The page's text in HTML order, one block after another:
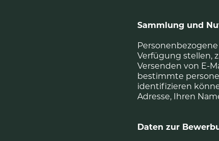
Sammlung und
Verfügung stellen,
Versenden von E-
bestimmte
identifizieren
Adresse, Ihren
Daten zur